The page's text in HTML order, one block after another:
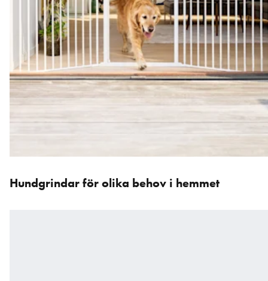
Hundgrindar för olika behov i hemmet
över
karusellen